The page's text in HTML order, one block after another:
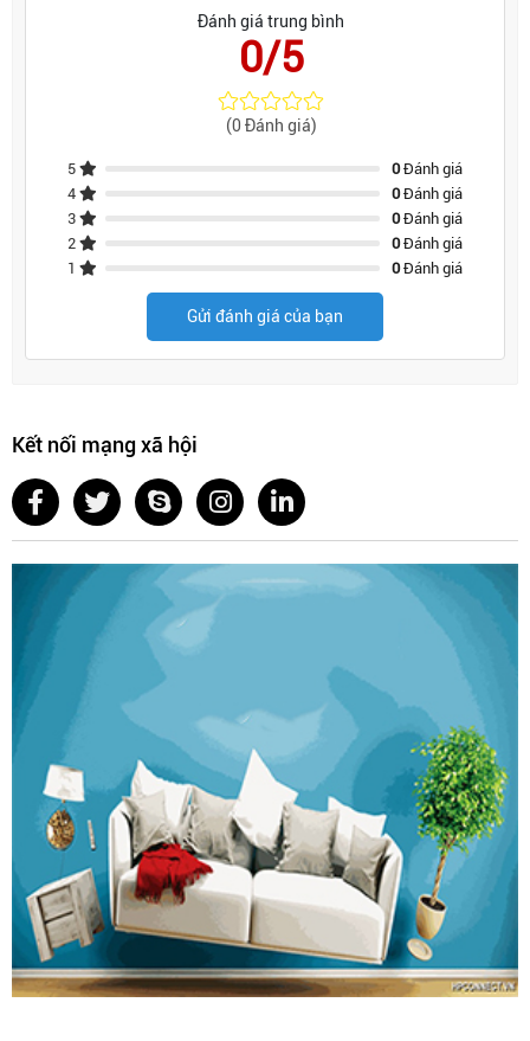
Đánh giá trung bình
0/5
(0 Đánh giá)
5 0Đánh giá
4
0Đánh giá
3
0Đánh giá
2
0Đánh giá
1
0Đánh giá
Gửi đánh giá của bạn
Kết nối mạng xã hội